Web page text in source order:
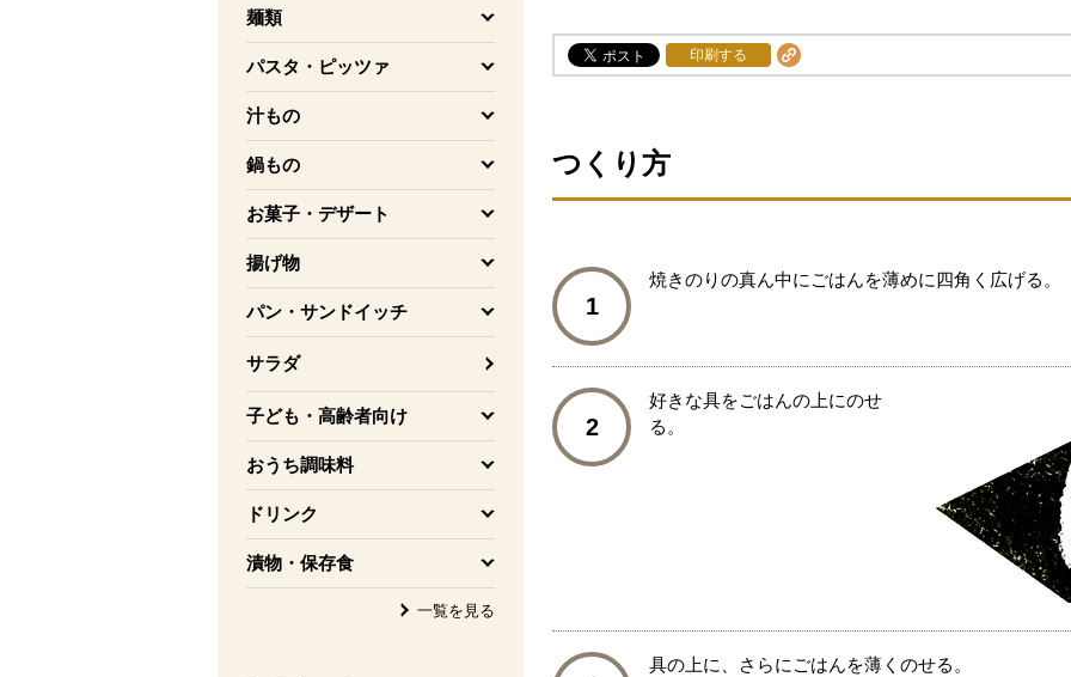
麺類
を開く
パスタ・ピッツァ
を開く
汁もの
を開く
鍋もの
を開く
お菓子・デザート
を開く
揚げ物
を開く
パン・サンドイッチ
を開く
サラダ
子ども・高齢者向け
を開く
おうち調味料
を開く
ドリンク
を開く
漬物・保存食
を開く
一覧を見る
印刷する
つくり方
1
焼きのりの真ん中にごはんを薄めに四角く広げる。
2
好きな具をごはんの上にのせ
る。
具の上に、さらにごはんを薄くのせる。